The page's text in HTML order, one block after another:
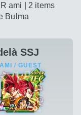
ami | 2 items
Bulma
SSJ